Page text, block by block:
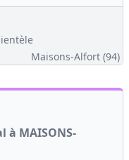
Maisons-Alfort (94)
à MAISONS-